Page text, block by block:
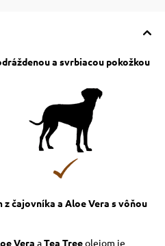
a svrbiacou pokožkou
z čajovníka a Aloe Vera s vôňou
Vera aTea Treeolejom je